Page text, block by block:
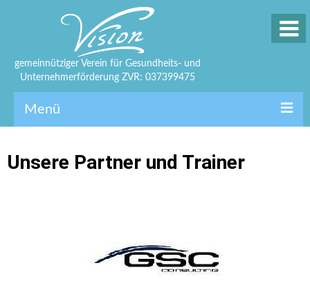
gemeinnütziger Verein für Gesundheits- und
Unternehmerförderung ZVR: 037399475
Menü
Unsere Partner und Trainer